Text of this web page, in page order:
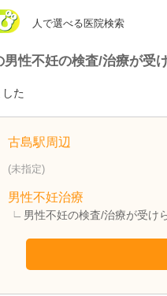
人で選べる医院検索
男性不妊の検査/治療が受
た
古島駅周辺
(未指定)
男性不妊治療
男性不妊の検査/治療が受け